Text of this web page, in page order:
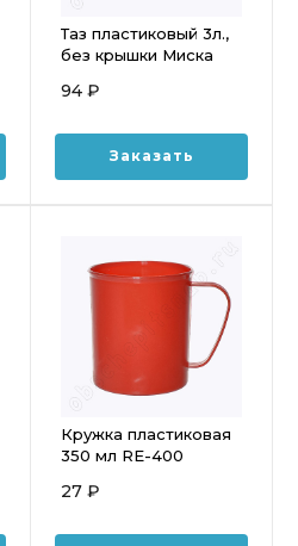
Таз пластиковый 3л.,
без крышки Миска
94 ₽
Заказать
Кружка пластиковая
350 мл RE-400
27 ₽